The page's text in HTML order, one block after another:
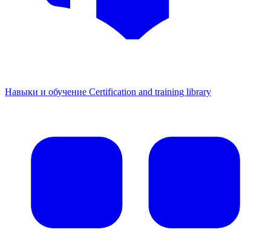
Навыки и обучение Certification and training library